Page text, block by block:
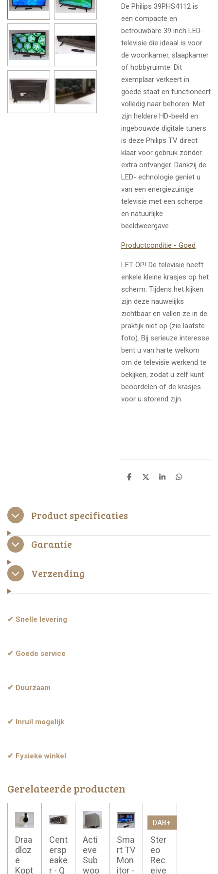
De Philips 39PHS4112 is
een compacte en
betrouwbare 39 inch LED-
televisie die ideaal is voor
de woonkamer, slaapkamer
of hobbyruimte. Dit
exemplaar verkeert in
goede staat en functioneert
volledig naar behoren. Met
zijn heldere HD-beeld en
ingebouwde digitale tuners
is deze Philips TV direct
klaar voor gebruik zonder
extra ontvanger. Dankzij de
LED- echnologie geniet u
van een energiezuinige
televisie met een scherpe
en natuurlijke
beeldweergave.
Productconditie - Goed
LET OP! De televisie heeft
enkele kleine krasjes op het
scherm. Tijdens het kijken
zijn deze nauwelijks
zichtbaar en vallen ze in de
praktijk niet op (zie laatste
foto). Bij serieuze interesse
bent u van harte welkom
om de televisie werkend te
bekijken, zodat u zelf kunt
beoordelen of de krasjes
voor u storend zijn.
D
D
S
D
Product specificaties
Garantie
Verzending
✔ Snelle levering
✔ Goede service
✔ Duurzaam
✔ Inruil mogelijk
✔ Fysieke winkel
Gerelateerde producten
Draa
dloz
e
Kopt
Cent
ersp
eake
r - Q
Acti
eve
Sub
woo
Sma
rt TV
Mon
itor -
DAB+
Ster
eo
Rec
eive